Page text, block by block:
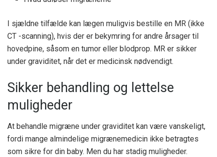
I sjældne tilfælde kan lægen muligvis bestille en MR (ikke
CT -scanning), hvis der er bekymring for andre årsager til
hovedpine, såsom en tumor eller blodprop. MR er sikker
under graviditet, når det er medicinsk nødvendigt.
Sikker behandling og lettelse
muligheder
At behandle migræne under graviditet kan være vanskeligt,
fordi mange almindelige migrænemedicin ikke betragtes
som sikre for din baby. Men du har stadig muligheder.